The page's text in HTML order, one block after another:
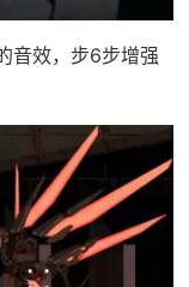
音效，步6步增强